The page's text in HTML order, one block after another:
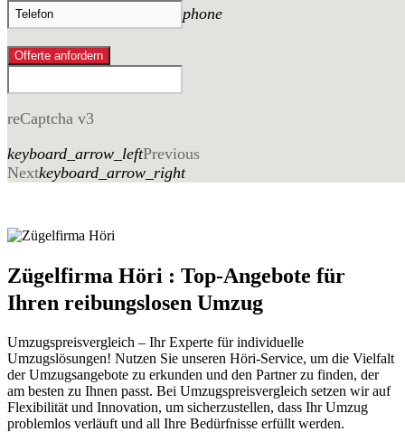
phone
Offerte anfordern
reCaptcha v3
keyboard_arrow_leftPrevious
Nextkeyboard_arrow_right
Zügelfirma Höri : Top-Angebote für
Ihren reibungslosen Umzug
Umzugspreisvergleich – Ihr Experte für individuelle
Umzugslösungen! Nutzen Sie unseren Höri-Service, um die Vielfalt
der Umzugsangebote zu erkunden und den Partner zu finden, der
am besten zu Ihnen passt. Bei Umzugspreisvergleich setzen wir auf
Flexibilität und Innovation, um sicherzustellen, dass Ihr Umzug
problemlos verläuft und all Ihre Bedürfnisse erfüllt werden.